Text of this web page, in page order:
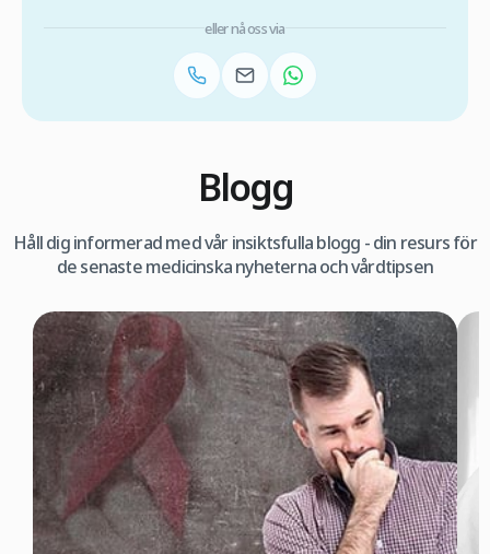
eller nå oss via
Blogg
Håll dig informerad med vår insiktsfulla blogg - din resurs för
de senaste medicinska nyheterna och vårdtipsen